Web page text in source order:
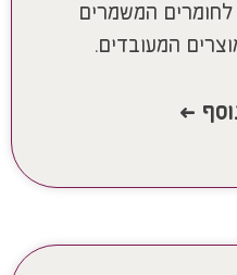
לחומרים המשמרים
המעובדים.
>